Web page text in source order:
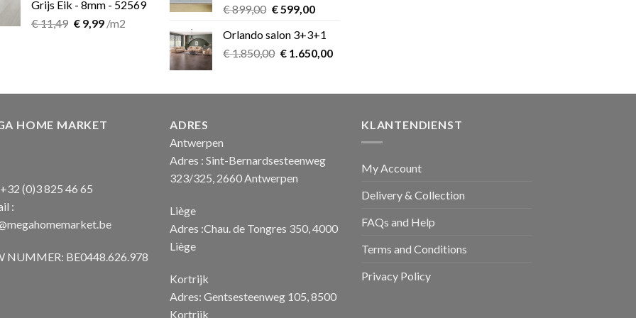
Grijs Eik - 8mm - 52569
€11,49 Oorspronkelijke
€9,99Huidige
/m2
€899,00 Oorspronkelijke
was:
€ 899,00.
€599,00Huidige
is:
€ 599,00.
Orlando salon 3+3+1
€1.850,00 Oorspronkelijke
€ 1.850,00.
€1.650,00Huidige
€ 1.650,00.
HOME MARKET
(0)3 825 46 65
:
NUMMER: BE0448.626.978
ADRES
Antwerpen
Adres : Sint-Bernardsesteenweg
323/325, 2660 Antwerpen
Liège
Adres :Chau. de Tongres 350, 4000
Liège
Kortrijk
Adres: Gentsesteenweg 105, 8500
Kortrijk
KLANTENDIENST
My Account
Delivery & Collection
FAQs and Help
Terms and Conditions
Privacy Policy